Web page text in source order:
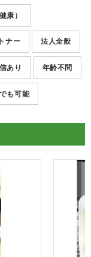
康）
ナー 法人全般
あり 年齢不問
も可能